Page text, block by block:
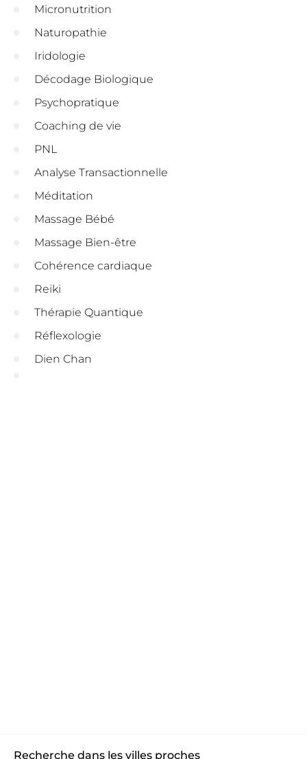
Micronutrition
Naturopathie
Iridologie
Décodage Biologique
Psychopratique
Coaching de vie
PNL
Analyse Transactionnelle
Méditation
Massage Bébé
Massage Bien-être
Cohérence cardiaque
Reiki
Thérapie Quantique
Réflexologie
Dien Chan
Recherche dans les villes proches